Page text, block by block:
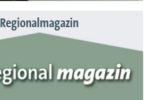
Regionalmagazin